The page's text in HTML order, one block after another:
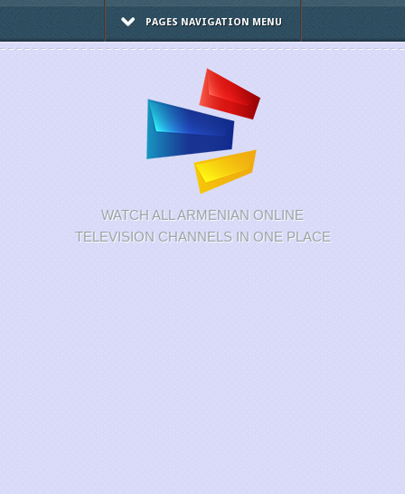
PAGES NAVIGATION MENU
WATCH ALL ARMENIAN ONLINE
TELEVISION CHANNELS IN ONE PLACE